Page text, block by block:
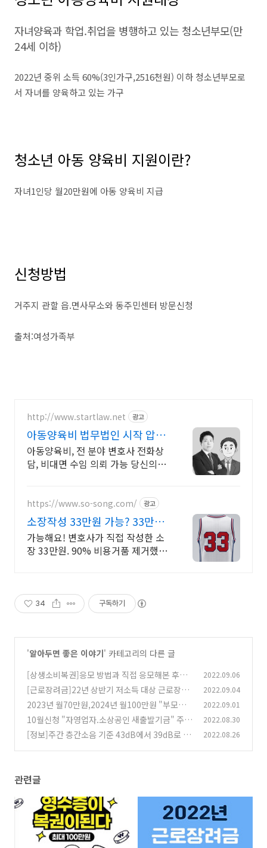
자녀양육과 학업.취업을 병행하고 있는 청소년부모(만
24세 이하)
2022년 중위 소득 60%(3인가구,2516천원) 이하 청소년부모로
서 자녀를 양육하고 있는 가구
청소년 아동 양육비 지원이란?
자녀1인당 월20만원에 아동 양육비 지급
신청방법
거주지 관할 읍.면사무소와 동주민센터 방문신청
출처:여성가족부
http://www.startlaw.net 광고
아동양육비 법무법인 시작 압도
적인 이혼소송 승소사례
아동양육비, 전 분야 변호사 전화상
담, 비대면 수임 의뢰 가능 당신의 정
https://www.so-song.com/ 광고
소장작성 33만원 가능? 33만원
부가세포함
가능해요! 변호사가 직접 작성한 소
장 33만원. 90% 비용거품 제거했어
34 구독하기
'알아두면 좋은 이야기' 카테고리의 다른 글
[상생소비복권]응모 방법과 직접 응모해본 후기!
참 쉽죠~
(15)
2022.09.06
[근로장려금]22년 상반기 저소득 대상 근로장려
금 9월15일까지 신청하세요.근로장려금 자격요
건 및 신청방법
(14)
2022.09.04
2023년 월70만원,2024년 월100만원 "부모급
여"신설! 부모급여 조건,지급대상.금액 및 총정
리
(26)
2022.09.01
10월신청 "자영업자.소상공인 새출발기금" 주요
내용,대상,지원규모,지원내용,지원체계 및 지원
2022.08.30
[정보]주간 층간소음 기준 43dB에서 39dB로 강
2022.08.26
관련글